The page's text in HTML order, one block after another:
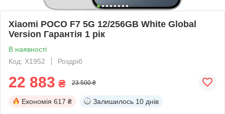
Xiaomi POCO F7 5G 12/256GB White Global
Version Гарантія 1 рік
В наявності
Код: X1952
Роздріб
22 883 ₴ 23 500 ₴
Економія 617 ₴ Залишилось 10 днів